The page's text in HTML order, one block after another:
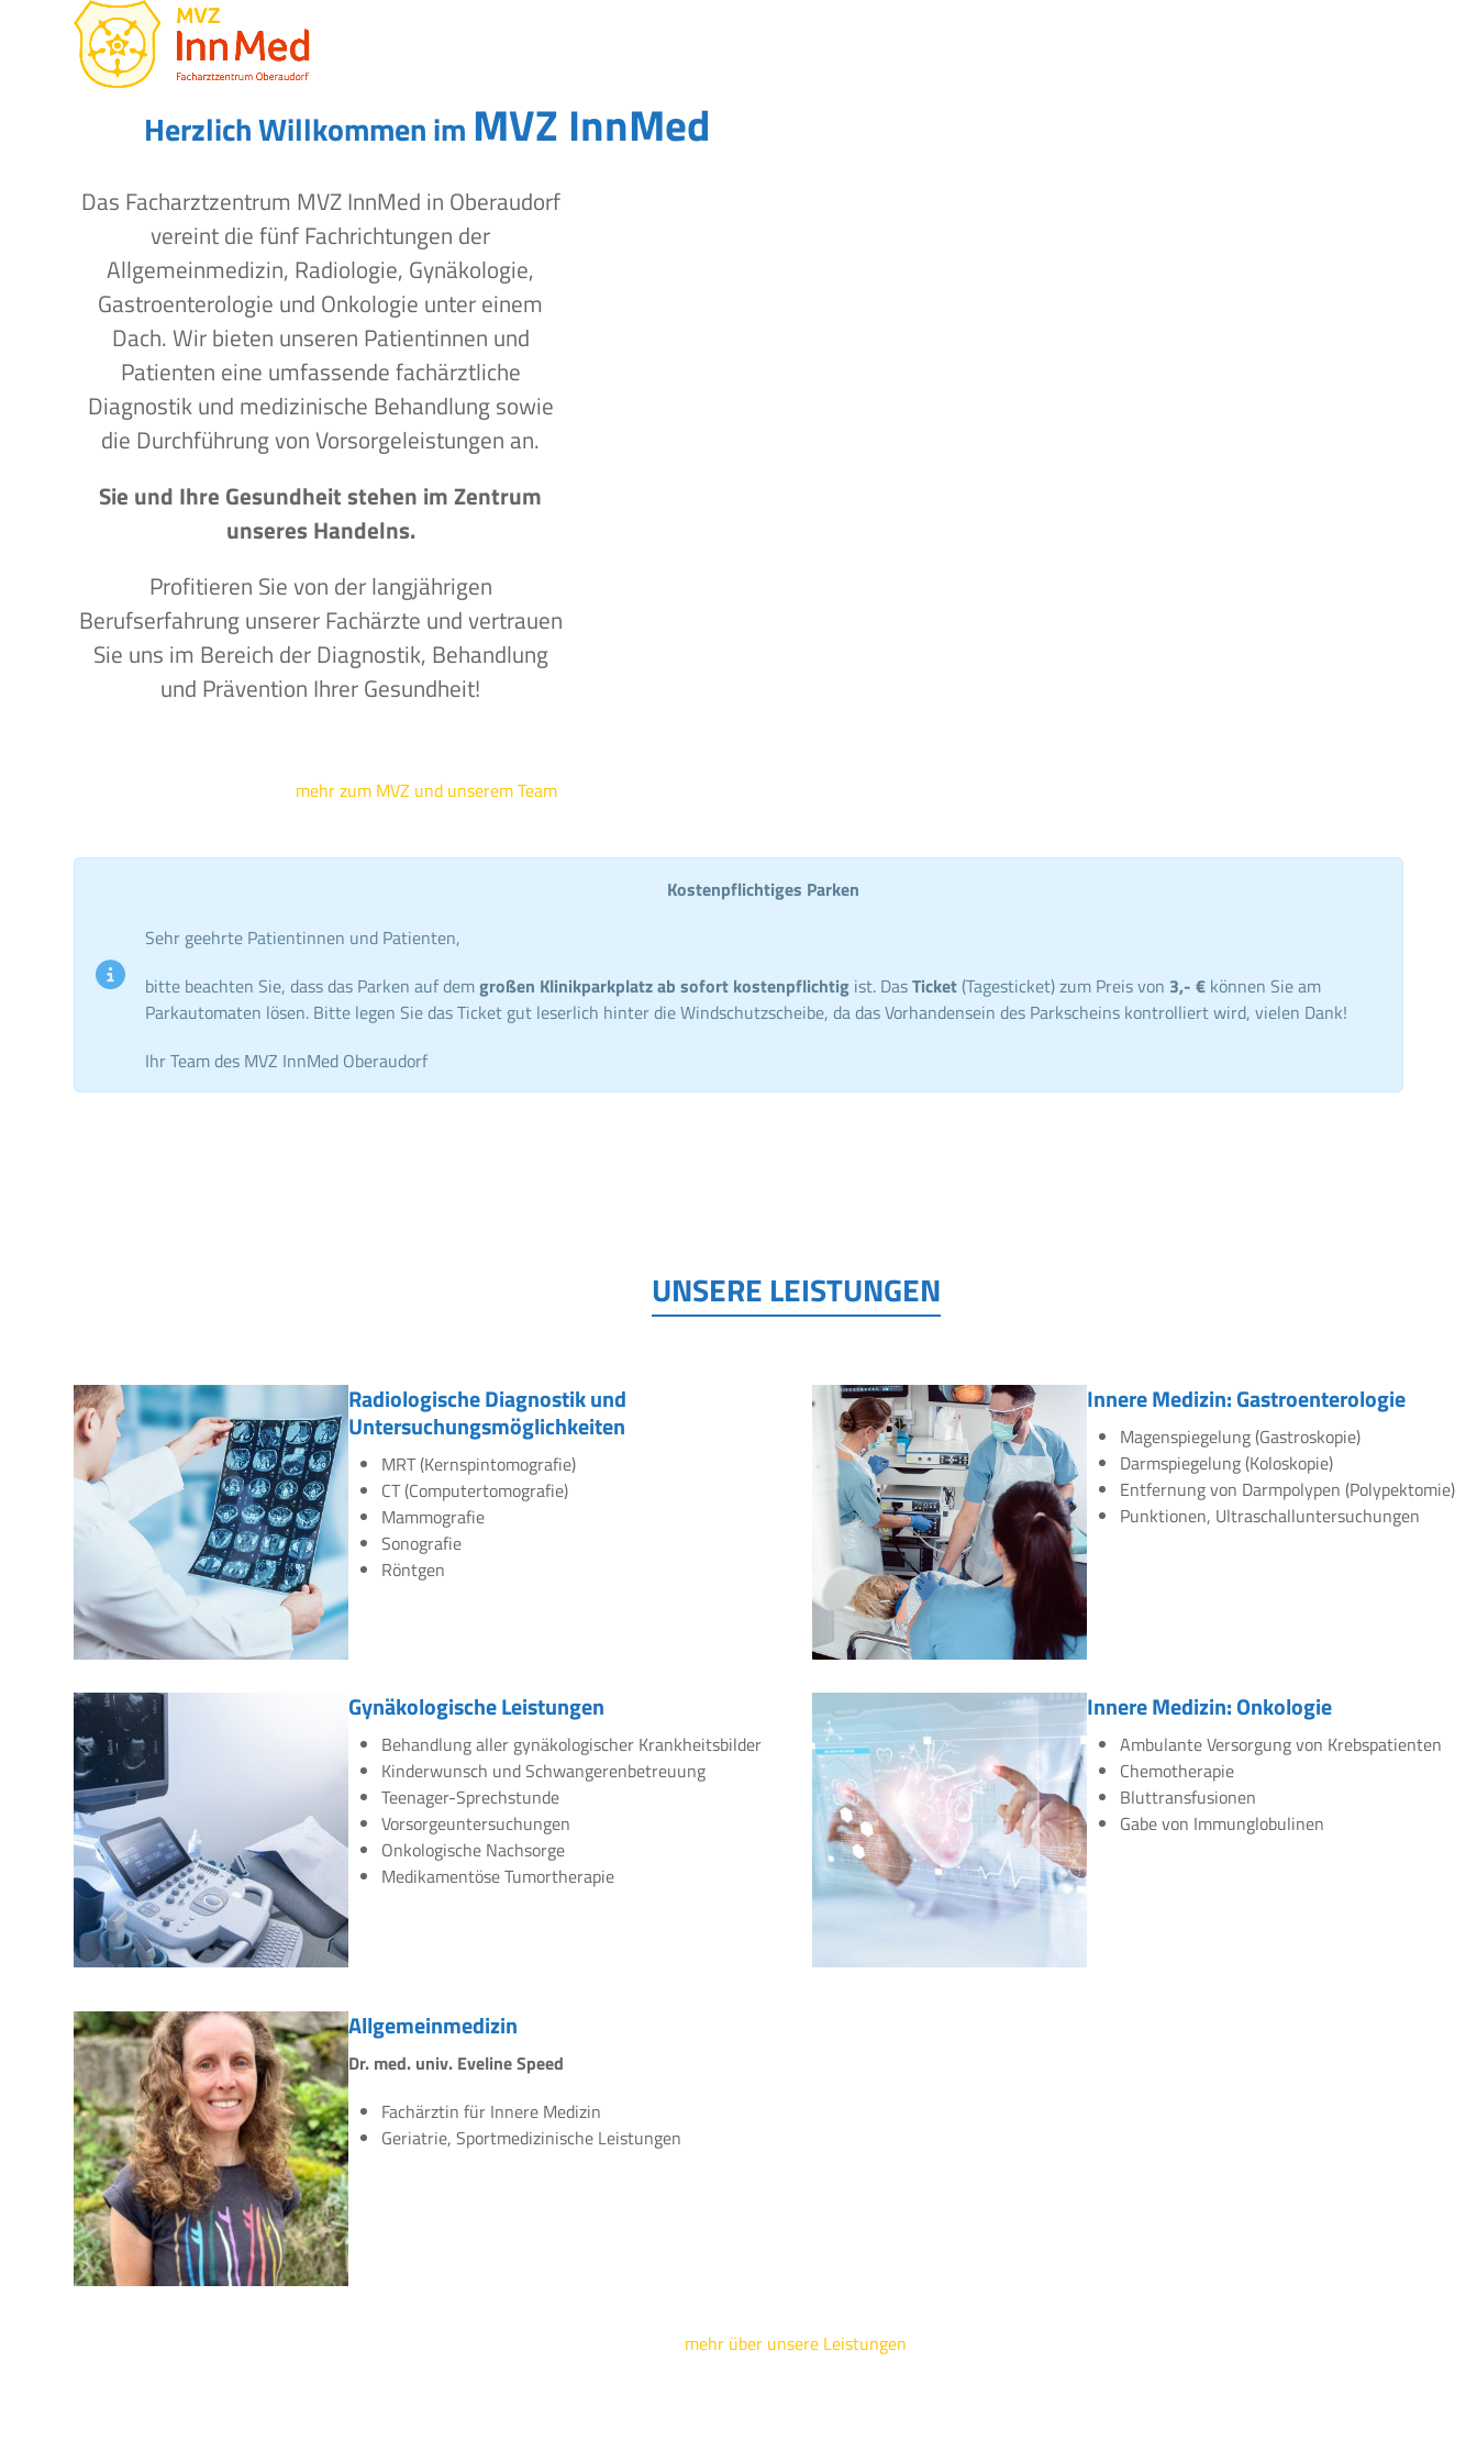
Open
mobile
menu
Close
mobile
menu
Herzlich Willkommen im MVZ InnMed
Das Facharztzentrum MVZ InnMed in Oberaudorf
vereint die fünf Fachrichtungen der
Allgemeinmedizin, Radiologie, Gynäkologie,
Gastroenterologie und Onkologie unter einem
Dach. Wir bieten unseren Patientinnen und
Patienten eine umfassende fachärztliche
Diagnostik und medizinische Behandlung sowie
die Durchführung von Vorsorgeleistungen an.
Sie und Ihre Gesundheit stehen im Zentrum
unseres Handelns.
Profitieren Sie von der langjährigen
Berufserfahrung unserer Fachärzte und vertrauen
Sie uns im Bereich der Diagnostik, Behandlung
und Prävention Ihrer Gesundheit!
mehr zum MVZ und unserem Team
Kostenpflichtiges Parken
Sehr geehrte Patientinnen und Patienten,
bitte beachten Sie, dass das Parken auf demgroßen Klinikparkplatz ab sofort kostenpflichtig ist. DasTicket (Tagesticket) zum Preis von 3,- € können Sie am
Parkautomaten lösen. Bitte legen Sie das Ticket gut leserlich hinter die Windschutzscheibe, da das Vorhandensein des Parkscheins kontrolliert wird, vielen Dank!
Ihr Team des MVZ InnMed Oberaudorf
UNSERE LEISTUNGEN
Radiologische Diagnostik und
Untersuchungsmöglichkeiten
MRT (Kernspintomografie)
CT (Computertomografie)
Mammografie
Sonografie
Röntgen
Gynäkologische Leistungen
Behandlung aller gynäkologischer Krankheitsbilder
Kinderwunsch und Schwangerenbetreuung
Teenager-Sprechstunde
Vorsorgeuntersuchungen
Onkologische Nachsorge
Medikamentöse Tumortherapie
Innere Medizin: Gastroenterologie
Magenspiegelung (Gastroskopie)
Darmspiegelung (Koloskopie)
Entfernung von Darmpolypen (Polypektomie)
Punktionen, Ultraschalluntersuchungen
Innere Medizin: Onkologie
Ambulante Versorgung von Krebspatienten
Chemotherapie
Bluttransfusionen
Gabe von Immunglobulinen
Allgemeinmedizin
Dr. med. univ. Eveline Speed
Fachärztin für Innere Medizin
Geriatrie, Sportmedizinische Leistungen
mehr über unsere Leistungen